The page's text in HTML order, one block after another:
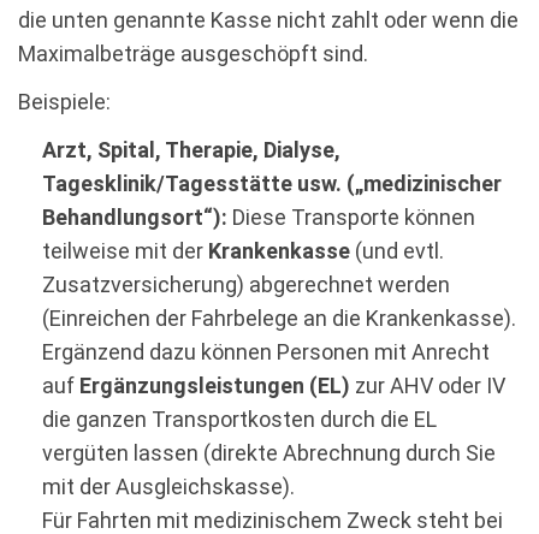
die unten genannte Kasse nicht zahlt oder wenn die
Maximalbeträge ausgeschöpft sind.
Beispiele:
Arzt, Spital, Therapie, Dialyse,
Tagesklinik/Tagesstätte usw. („medizinischer
Behandlungsort“): Diese Transporte können
teilweise mit der Krankenkasse (und evtl.
Zusatzversicherung) abgerechnet werden
(Einreichen der Fahrbelege an die Krankenkasse).
Ergänzend dazu können Personen mit Anrecht
auf Ergänzungsleistungen (EL) zur AHV oder IV
die ganzen Transportkosten durch die EL
vergüten lassen (direkte Abrechnung durch Sie
mit der Ausgleichskasse).
Für Fahrten mit medizinischem Zweck steht bei